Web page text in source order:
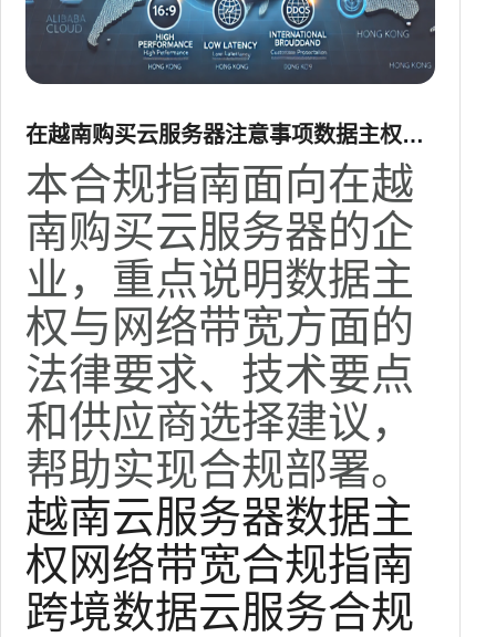
在越南购买云服务器注意事项数据主权和
网络带宽方面的合规指南
本合规指南面向在越
南购买云服务器的企
业，重点说明数据主
权与网络带宽方面的
法律要求、技术要点
和供应商选择建议，
帮助实现合规部署。
越南云服务器数据主
权网络带宽合规指南
跨境数据云服务合规